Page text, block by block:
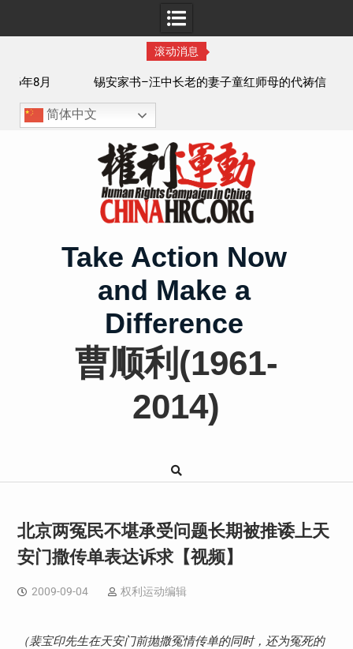
滚动消息
锡安家书–汪中长老的妻子童红⁩师母的代祷信
简体中文
Take Action Now
and Make a
Difference
曹顺利(1961-
2014)
北京两冤民不堪承受问题长期被推诿上天
安门撒传单表达诉求【视频】
2009-09-04 权利运动编辑
（裴宝印先生在天安门前抛撒冤情传单的同时，还为冤死的